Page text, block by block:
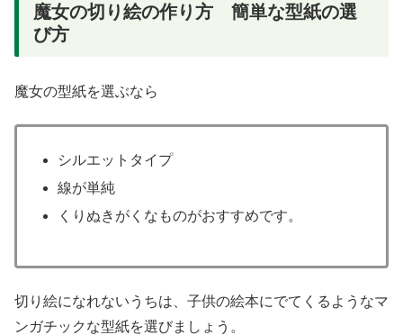
魔女の切り絵の作り方 簡単な型紙の選
び方
魔女の型紙を選ぶなら
シルエットタイプ
線が単純
くりぬきがくなものがおすすめです。
切り絵になれないうちは、子供の絵本にでてくるようなマ
ンガチックな型紙を選びましょう。